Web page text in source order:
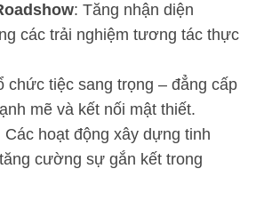
: Tăng nhận diện
các trải nghiệm tương tác thực
chức tiệc sang trọng – đẳng cấp
mẽ và kết nối mật thiết.
Các hoạt động xây dựng tinh
cường sự gắn kết trong